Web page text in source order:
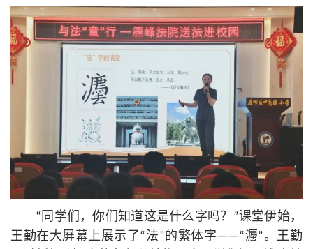
“同学们，你们知道这是什么字吗？”课堂伊始，
王勤在大屏幕上展示了“法”的繁体字——“灋”。王勤